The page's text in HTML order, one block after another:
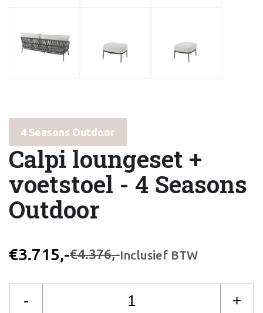
4 Seasons Outdoor
Calpi loungeset +
voetstoel - 4 Seasons
Outdoor
€3.715,-€4.376,-Inclusief BTW
- +